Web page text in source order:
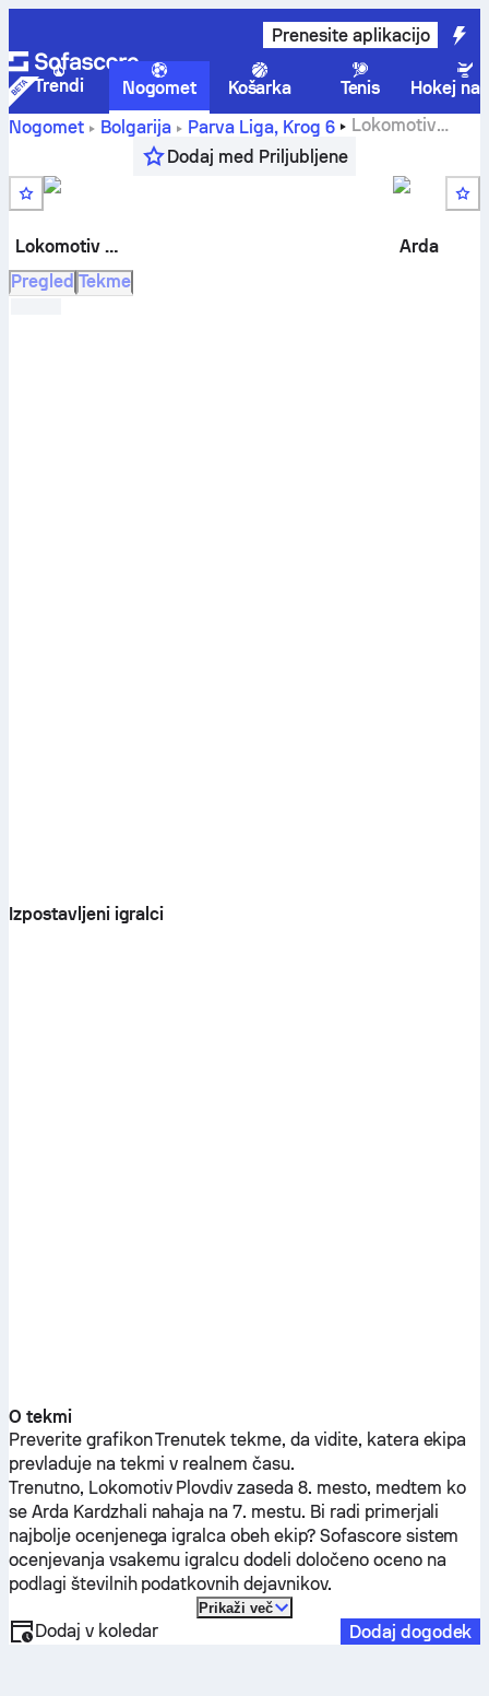
Prenesite aplikacijo
Trendi Nogomet Košarka Tenis
Hokej na
Nogomet
Bolgarija Parva Liga, Krog 6
Lokomotiv
Arda Kardzhalirezultat v živo, H2H rezultati,
razvrstitev in napoved
Dodaj med Priljubljene
Lokomotiv Plovdiv
Arda
Pregled Tekme
Izpostavljeni igralci
O tekmi
Preverite grafikon Trenutek tekme, da vidite, katera ekipa
prevladuje na tekmi v realnem času.
Trenutno, Lokomotiv Plovdiv zaseda 8. mesto, medtem ko
se Arda Kardzhali nahaja na 7. mestu. Bi radi primerjali
najbolje ocenjenega igralca obeh ekip? Sofascore sistem
ocenjevanja vsakemu igralcu dodeli določeno oceno na
podlagi številnih podatkovnih dejavnikov.
Prikaži več
Dodaj v koledar Dodaj dogodek